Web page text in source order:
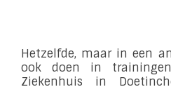
Hetzelfde, maar in een
ook doen in
Ziekenhuis in